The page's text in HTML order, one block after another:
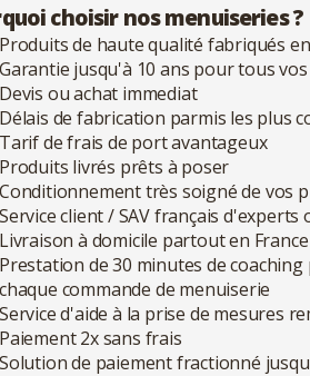
choisir nos menuiseries ?
Produits de haute qualité fabriqués
Garantie jusqu'à 10 ans pour tous
Devis ou achat immediat
Délais de fabrication parmis les plus
Tarif de frais de port avantageux
Produits livrés prêts à poser
Conditionnement très soigné de vos
Service client / SAV français
Livraison à domicile partout en
Prestation de 30 minutes de
chaque commande de menuiserie
Service d'aide à la prise de mesures
Paiement 2x sans frais
Solution de paiement fractionné